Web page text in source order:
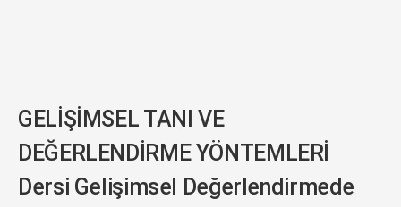
GELİŞİMSEL TANI VE
DEĞERLENDİRME YÖNTEMLERİ
Dersi Gelişimsel Değerlendirmede